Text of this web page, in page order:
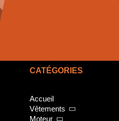
CATÉGORIES
Accueil
Vêtements
Moteur